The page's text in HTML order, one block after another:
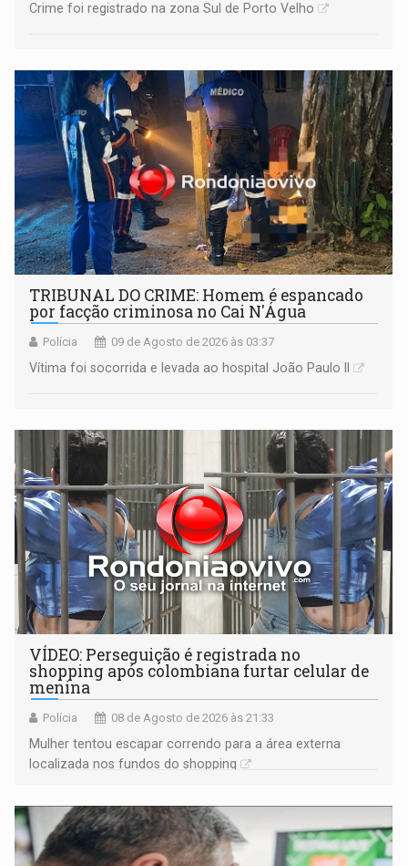
Crime foi registrado na zona Sul de Porto Velho
TRIBUNAL DO CRIME: Homem é espancado
por facção criminosa no Cai N'Água
Polícia 09 de Agosto de 2026 às 03:37
Vítima foi socorrida e levada ao hospital João Paulo II
VÍDEO: Perseguição é registrada no
shopping após colombiana furtar celular de
menina
Polícia 08 de Agosto de 2026 às 21:33
Mulher tentou escapar correndo para a área externa
localizada nos fundos do shopping